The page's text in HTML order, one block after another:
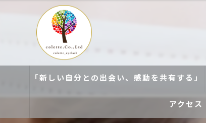
「新しい自分との出会い、感動を共有する」
アクセス